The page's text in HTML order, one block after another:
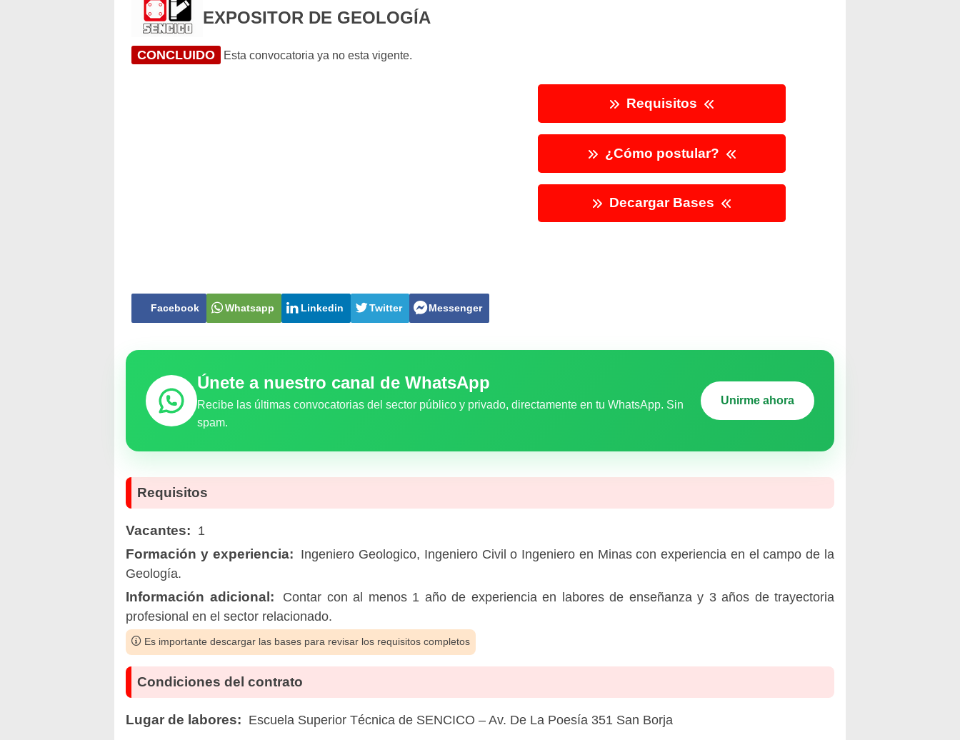
EXPOSITOR DE GEOLOGÍA
CONCLUIDO Esta convocatoria ya no esta vigente.
Facebook Whatsapp Linkedin Twitter Messenger
Requisitos
¿Cómo postular?
Decargar Bases
Únete a nuestro canal de WhatsApp
Recibe las últimas convocatorias del sector público y privado, directamente en tu WhatsApp. Sin
spam.
Unirme ahora
Requisitos
Vacantes: 1
Formación y experiencia: Ingeniero Geologico, Ingeniero Civil o Ingeniero en Minas con experiencia en el campo de la
Geología.
Información adicional:
Contar con al menos 1 año de experiencia en labores de enseñanza y 3 años de trayectoria
profesional en el sector relacionado.
Es importante descargar las bases para revisar los requisitos completos
Condiciones del contrato
Lugar de labores: Escuela Superior Técnica de SENCICO – Av. De La Poesía 351 San Borja